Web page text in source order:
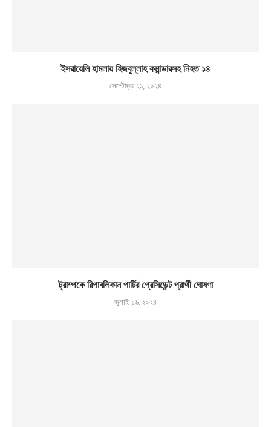
ইসরায়েলি হামলায় হিজবুল্লাহ কমান্ডারসহ নিহত ১৪
সেপ্টেম্বর ২১, ২০২৪
ট্রাম্পকে রিপাবলিকান পার্টির প্রেসিডেন্ট প্রার্থী ঘোষণা
জুলাই ১৬, ২০২৪